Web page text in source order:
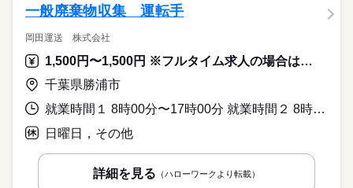
一般廃棄物収集 運転手
岡田運送 株式会社
1,500円〜1,500円 ※フルタイム求人の場合は月額（換算額）、パート求人の場合は時間額を表示しています。
千葉県勝浦市
就業時間１ 8時00分〜17時00分 就業時間２ 8時00分〜13時00分 就業時間に関する特記事項 （１）月曜日～金曜日（休憩時間１５０分）
日曜日，その他
詳細を見る （ハローワークより転載）